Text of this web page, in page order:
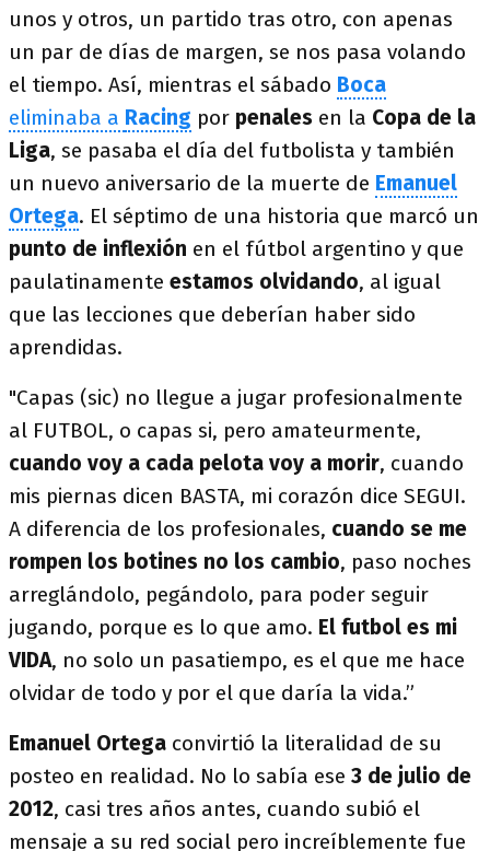
unos y otros, un partido tras otro, con apenas
un par de días de margen, se nos pasa volando
el tiempo. Así, mientras el sábado Boca
eliminaba a Racing por penales en la Copa de la
Liga, se pasaba el día del futbolista y también
un nuevo aniversario de la muerte de Emanuel
Ortega. El séptimo de una historia que marcó un
punto de inflexión en el fútbol argentino y que
paulatinamente estamos olvidando, al igual
que las lecciones que deberían haber sido
aprendidas.
"Capas (sic) no llegue a jugar profesionalmente
al FUTBOL, o capas si, pero amateurmente,
cuando voy a cada pelota voy a morir, cuando
mis piernas dicen BASTA, mi corazón dice SEGUI.
A diferencia de los profesionales, cuando se me
rompen los botines no los cambio, paso noches
arreglándolo, pegándolo, para poder seguir
jugando, porque es lo que amo. El futbol es mi
VIDA, no solo un pasatiempo, es el que me hace
olvidar de todo y por el que daría la vida.”
Emanuel Ortega convirtió la literalidad de su
posteo en realidad. No lo sabía ese 3 de julio de
2012, casi tres años antes, cuando subió el
mensaje a su red social pero increíblemente fue